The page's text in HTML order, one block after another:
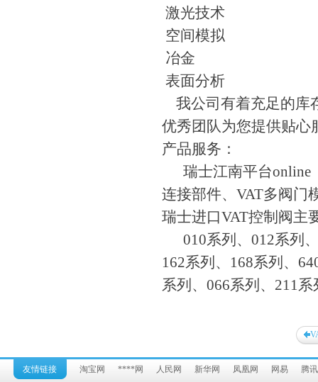
激光技术
空间模拟
冶金
表面分析
我公司有着充足的库
优秀团队为您提供贴心
产品服务：
瑞士江南平台online
连接部件、VAT多阀门
瑞士进口VAT控制阀主
010系列、012系列、
162系列、168系列、
系列、066系列、211
友情链接 淘宝网 ****网 人民网 新华网 凤凰网 网易 腾讯